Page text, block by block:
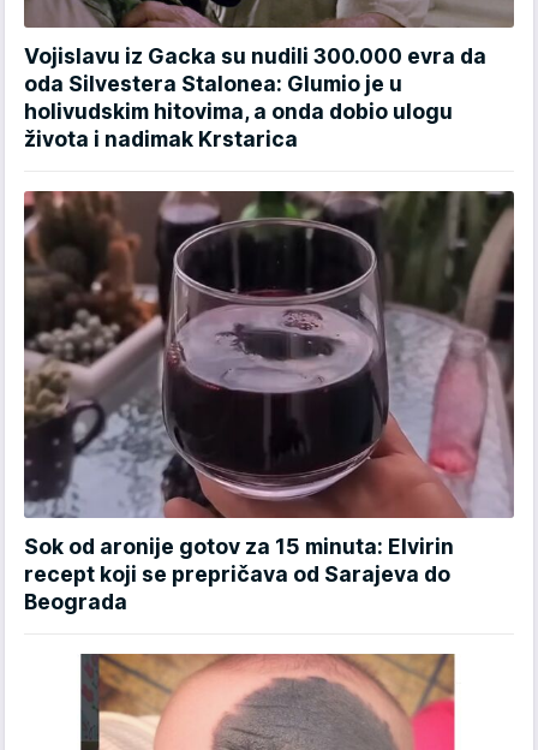
Vojislavu iz Gacka su nudili 300.000 evra da
oda Silvestera Stalonea: Glumio je u
holivudskim hitovima, a onda dobio ulogu
života i nadimak Krstarica
Sok od aronije gotov za 15 minuta: Elvirin
recept koji se prepričava od Sarajeva do
Beograda